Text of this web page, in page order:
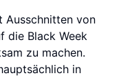
Ausschnitten von
die Black Week
zu machen.
in